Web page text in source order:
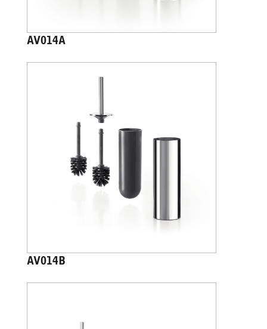
AV014A
AV014B